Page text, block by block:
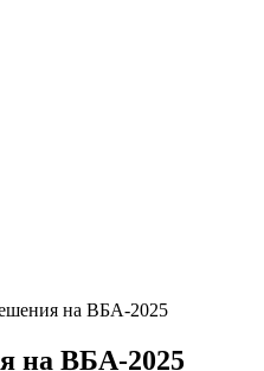
на ВБА-2025
на ВБА-2025